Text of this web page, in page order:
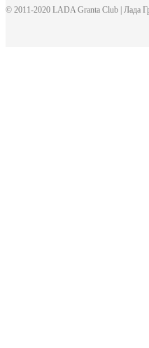
© 2011-2020 LADA Granta Club | Лада